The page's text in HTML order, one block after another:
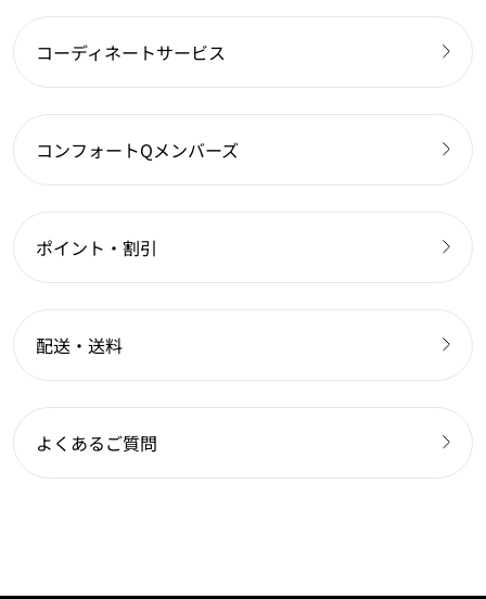
コーディネートサービス
コンフォートQメンバーズ
ポイント・割引
配送・送料
よくあるご質問